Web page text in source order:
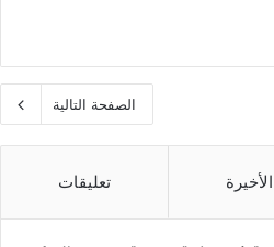
الصفحة التالية
الأخيرة تعليقات